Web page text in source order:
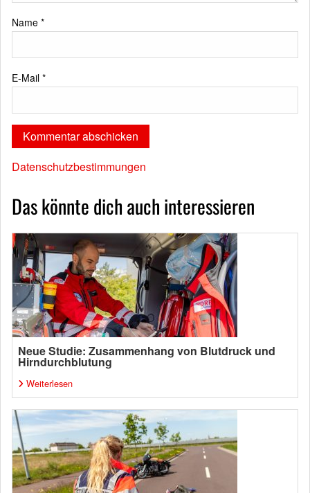
Name *
E-Mail *
Datenschutzbestimmungen
Das könnte dich auch interessieren
Neue Studie: Zusammenhang von Blutdruck und
Hirndurchblutung
Weiterlesen